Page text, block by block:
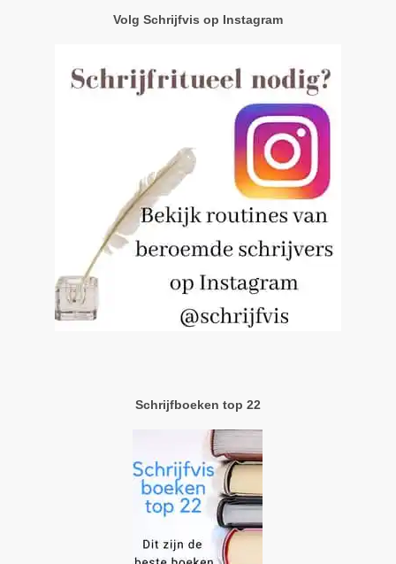
Volg Schrijfvis op Instagram
Schrijfboeken top 22